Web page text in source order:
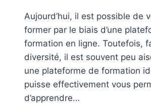
Aujourd’hui, il est possible de
former par le biais d’une
formation en ligne. Toutefois,
diversité, il est souvent peu
une plateforme de formation
puisse effectivement vous
d’apprendre…